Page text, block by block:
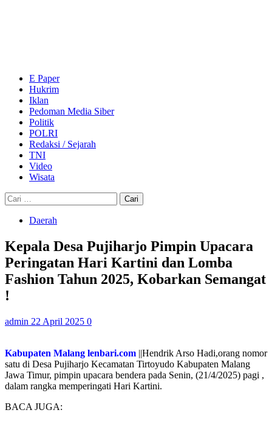
E Paper
Hukrim
Iklan
Pedoman Media Siber
Politik
POLRI
Redaksi / Sejarah
TNI
Video
Wisata
Cari
untuk:
Daerah
Kepala Desa Pujiharjo Pimpin Upacara
Peringatan Hari Kartini dan Lomba
Fashion Tahun 2025, Kobarkan Semangat
!
admin 22 April 2025 0
Kabupaten Malang lenbari.com ||Hendrik Arso Hadi,orang nomor
satu di Desa Pujiharjo Kecamatan Tirtoyudo Kabupaten Malang
Jawa Timur, pimpin upacara bendera pada Senin, (21/4/2025) pagi ,
dalam rangka memperingati Hari Kartini.
BACA JUGA: